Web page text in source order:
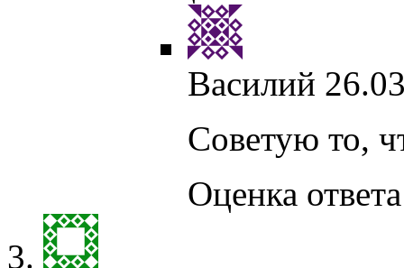
Василий
Советую то,
Оценка